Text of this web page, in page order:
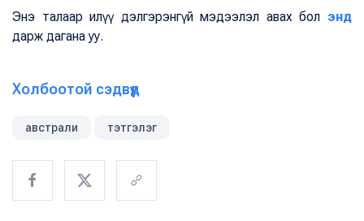
Энэ талаар илүү дэлгэрэнгүй мэдээлэл авах бол энд
дарж дагана уу.
Холбоотой сэдвүүд
австрали тэтгэлэг